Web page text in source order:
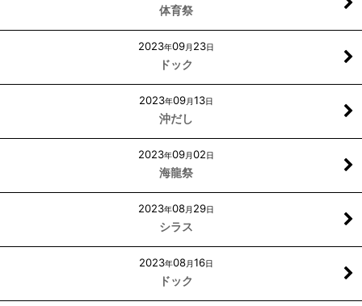
体育祭
2023年09月 23日
ドック
2023年09月13日
沖だし
2023年09月02日
海龍祭
2023年08月 29日
シラス
2023年08月16日
ドック